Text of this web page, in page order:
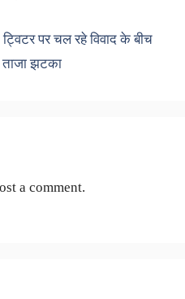
पर चल रहे विवाद के बीच
झटका
a comment.